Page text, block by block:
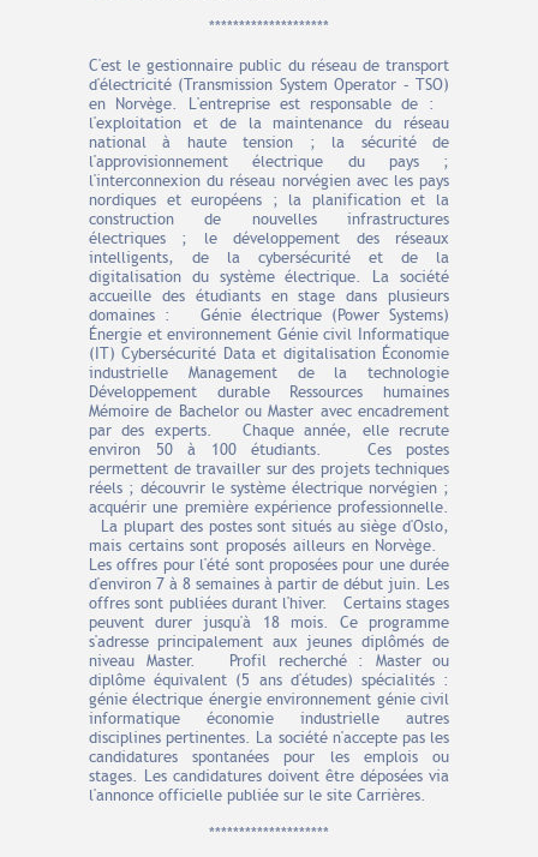
********************
C'est le gestionnaire public du réseau de transport
d'électricité (Transmission System Operator – TSO)
en Norvège. L'entreprise est responsable de :
l'exploitation et de la maintenance du réseau
national à haute tension ; la sécurité de
l'approvisionnement électrique du pays ;
l'interconnexion du réseau norvégien avec les pays
nordiques et européens ; la planification et la
construction de nouvelles infrastructures
électriques ; le développement des réseaux
intelligents, de la cybersécurité et de la
digitalisation du système électrique. La société
accueille des étudiants en stage dans plusieurs
domaines : Génie électrique (Power Systems)
Énergie et environnement Génie civil Informatique
(IT) Cybersécurité Data et digitalisation Économie
industrielle Management de la technologie
Développement durable Ressources humaines
Mémoire de Bachelor ou Master avec encadrement
par des experts. Chaque année, elle recrute
environ 50 à 100 étudiants. Ces postes
permettent de travailler sur des projets techniques
réels ; découvrir le système électrique norvégien ;
acquérir une première expérience professionnelle.
La plupart des postes sont situés au siège d'Oslo,
mais certains sont proposés ailleurs en Norvège.
Les offres pour l'été sont proposées pour une durée
d'environ 7 à 8 semaines à partir de début juin. Les
offres sont publiées durant l'hiver. Certains stages
peuvent durer jusqu'à 18 mois. Ce programme
s'adresse principalement aux jeunes diplômés de
niveau Master. Profil recherché : Master ou
diplôme équivalent (5 ans d'études) spécialités :
génie électrique énergie environnement génie civil
informatique économie industrielle autres
disciplines pertinentes. La société n'accepte pas les
candidatures spontanées pour les emplois ou
stages. Les candidatures doivent être déposées via
l'annonce officielle publiée sur le site Carrières.
********************